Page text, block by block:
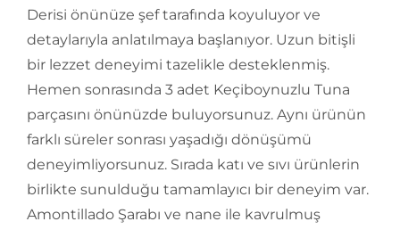
Derisi önünüze şef tarafında koyuluyor ve
detaylarıyla anlatılmaya başlanıyor. Uzun bitişli
bir lezzet deneyimi tazelikle desteklenmiş.
Hemen sonrasında 3 adet Keçiboynuzlu Tuna
parçasını önünüzde buluyorsunuz. Aynı ürünün
farklı süreler sonrası yaşadığı dönüşümü
deneyimliyorsunuz. Sırada katı ve sıvı ürünlerin
birlikte sunulduğu tamamlayıcı bir deneyim var.
Amontillado Şarabı ve nane ile kavrulmuş